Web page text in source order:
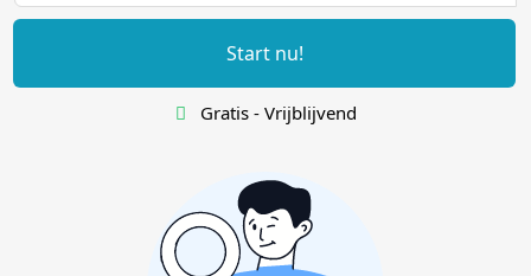
Start nu!
Gratis - Vrijblijvend